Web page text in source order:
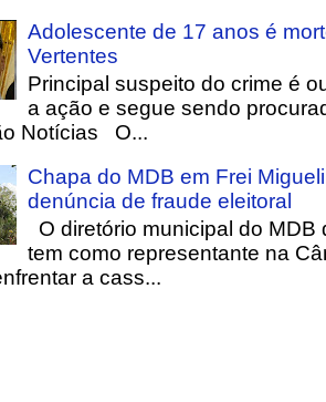
Adolescente de 17 anos é
Vertentes
Principal suspeito do crime é
a ação e segue sendo
Notícias O...
Chapa do MDB em Frei
denúncia de fraude eleitoral
O diretório municipal do
tem como representante na
a cass...